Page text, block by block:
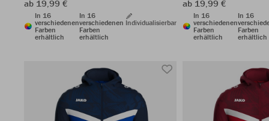
ab 19,99 €
In 16
verschiedenen
Farben
erhältlich
In 16
verschiedenen
Farben
erhältlich
Individualisierbar
ab 19,99 €
In 16
verschiedenen
Farben
erhältlich
In 16
Farben
erhältlich